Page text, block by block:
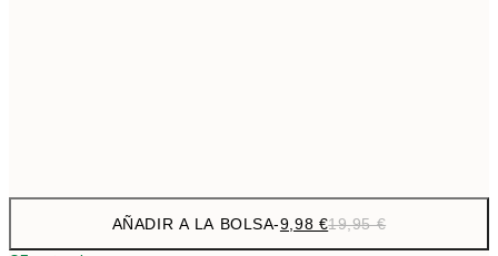
AÑADIR A LA BOLSA-9,98 €19,95 €